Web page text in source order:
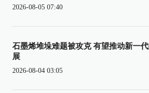
2026-08-05 07:40
石墨烯堆垛难题被攻克 有望推动新一
展
2026-08-04 03:05